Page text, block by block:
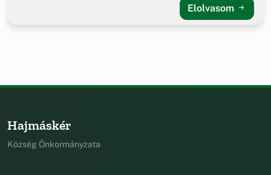
Elolvasom
Hajmáskér
Község Önkormányzata